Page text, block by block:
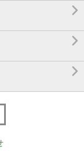


